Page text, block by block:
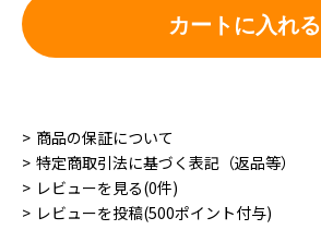
カートに入れる
商品の保証について
特定商取引法に基づく表記（返品等）
レビューを見る(0件)
レビューを投稿(500ポイント付与)